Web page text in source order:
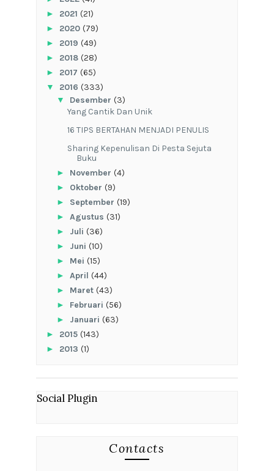
► 2021 (21)
► 2020 (79)
► 2019 (49)
► 2018 (28)
► 2017 (65)
▼ 2016 (333)
▼ Desember (3)
Yang Cantik Dan Unik
16 TIPS BERTAHAN MENJADI PENULIS
Sharing Kepenulisan Di Pesta Sejuta
Buku
► November (4)
► Oktober (9)
► September (19)
► Agustus (31)
► Juli (36)
► Juni (10)
► Mei (15)
► April (44)
► Maret (43)
► Februari (56)
► Januari (63)
► 2015 (143)
► 2013 (1)
Social Plugin
Contacts